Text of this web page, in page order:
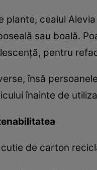
plante, ceaiul
sau boală.
pentru
însă
înainte de
de carton